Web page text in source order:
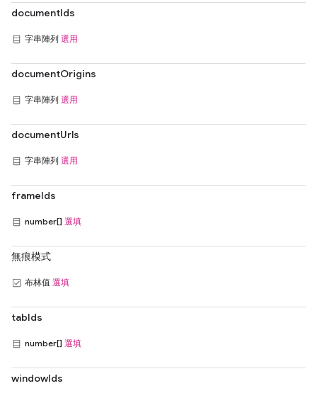
documentIds
字串陣列 選用
documentOrigins
字串陣列 選用
documentUrls
字串陣列 選用
frameIds
number[] 選填
無痕模式
布林值 選填
tabIds
number[] 選填
windowIds